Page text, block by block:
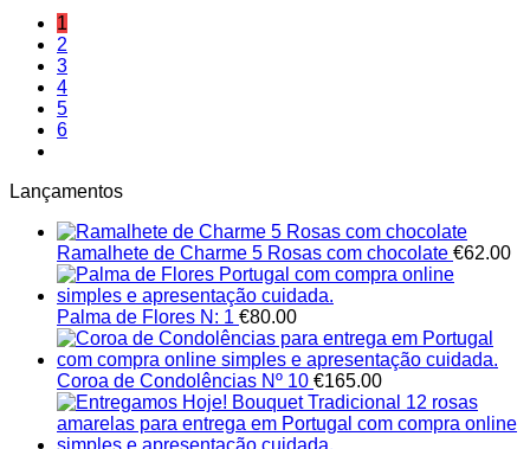
1
2
3
4
5
6
Lançamentos
Ramalhete de Charme 5 Rosas com chocolate €62.00
Palma de Flores N: 1 €80.00
Coroa de Condolências Nº 10 €165.00